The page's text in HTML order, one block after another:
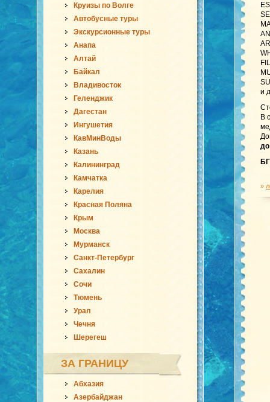
Круизы по Волге
Автобусные туры
Экскурсионные туры
Анапа
Алтай
Байкал
Владивосток
Геленджик
Дагестан
Ингушетия
КавМинВоды
Казань
Калининград
Камчатка
Карелия
Красная Поляна
Крым
Москва
Мурманск
Санкт-Петербург
Сахалин
Сочи
Тюмень
Урал
Чечня
Шерегеш
ЗА ГРАНИЦУ
Абхазия
Азербайджан
и
В
БГ
»